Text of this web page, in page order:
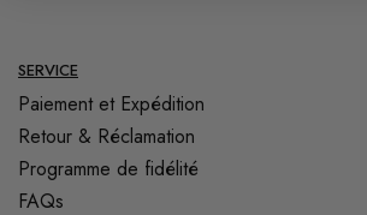
SERVICE
Paiement et Expédition
Retour & Réclamation
Programme de fidélité
FAQs